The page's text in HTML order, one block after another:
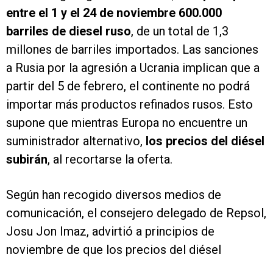
entre el 1 y el 24 de noviembre 600.000
barriles de diesel ruso, de un total de 1,3
millones de barriles importados. Las sanciones
a Rusia por la agresión a Ucrania implican que a
partir del 5 de febrero, el continente no podrá
importar más productos refinados rusos. Esto
supone que mientras Europa no encuentre un
suministrador alternativo, los precios del diésel
subirán, al recortarse la oferta.
Según han recogido diversos medios de
comunicación, el consejero delegado de Repsol,
Josu Jon Imaz, advirtió a principios de
noviembre de que los precios del diésel